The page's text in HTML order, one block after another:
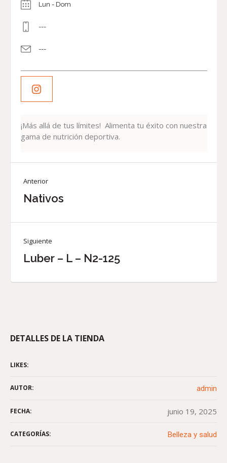
Lun - Dom
---
---
¡Más allá de tus límites! Alimenta tu éxito con nuestra
gama de nutrición deportiva.
Anterior
Nativos
Siguiente
Luber – L – N2-125
DETALLES DE LA TIENDA
LIKES:
AUTOR: admin
FECHA: junio 19, 2025
CATEGORÍAS: Belleza y salud